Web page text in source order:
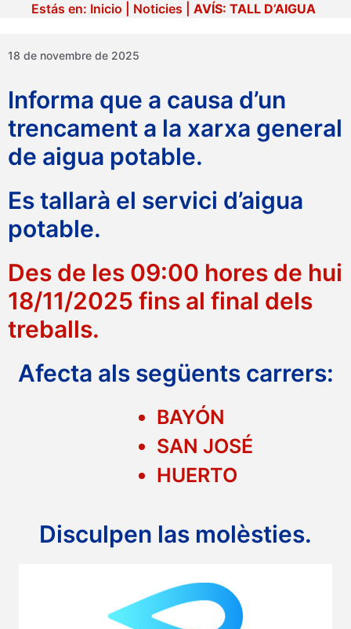
Estás en: Inicio Noticies AVÍS: TALL D’AIGUA
18 de novembre de 2025
Informa que a causa d’un
trencament a la xarxa general
de aigua potable.
Es tallarà el servici d’aigua
potable.
Des de les 09:00 hores de hui
18/11/2025 fins al final dels
treballs.
Afecta als següents carrers:
BAYÓN
SAN JOSÉ
HUERTO
Disculpen las molèsties.